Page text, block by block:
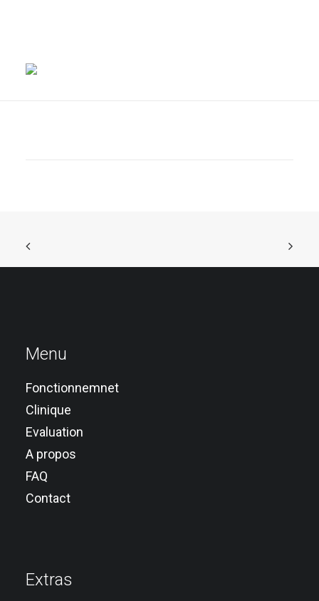
Menu
Fonctionnemnet
Clinique
Evaluation
A propos
FAQ
Contact
Extras